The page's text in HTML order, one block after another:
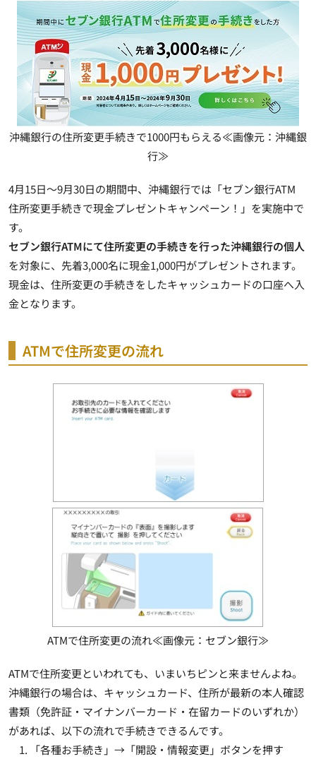
沖縄銀行の住所変更手続きで1000円もらえる≪画像元：沖縄銀
行≫
4月15日～9月30日の期間中、沖縄銀行では「セブン銀行ATM
住所変更手続きで現金プレゼントキャンペーン！」を実施中で
す。
セブン銀行ATMにて住所変更の手続きを行った沖縄銀行の個人
を対象に、 先着3,000名に現金1,000円がプレゼントされます。
現金は、住所変更の手続きをしたキャッシュカードの口座へ入
金となります。
ATMで住所変更の流れ
ATMで住所変更の流れ≪画像元：セブン銀行≫
ATMで住所変更といわれても、いまいちピンと来ませんよね。
沖縄銀行の場合は、キャッシュカード、住所が最新の本人確認
書類（免許証・マイナンバーカード・在留カードのいずれか）
があれば、以下の流れで手続きできるんです。
「各種お手続き」→「開設・情報変更」ボタンを押す